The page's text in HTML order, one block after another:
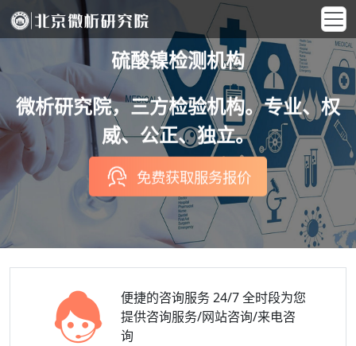
硫酸镍检测机构
微析研究院，三方检验机构。专业、权
威、公正、独立。
免费获取服务报价
便捷的咨询服务24/7 全时段为您
提供咨询服务/网站咨询/来电咨
询